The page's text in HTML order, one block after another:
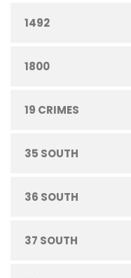
CIGARRILLOS
CONFITERÍA
CONGELADOS
CUIDADO PERSONAL
DESECHABLES
ENLATADOS
1492
1800
19 CRIMES
35 SOUTH
36 SOUTH
37 SOUTH